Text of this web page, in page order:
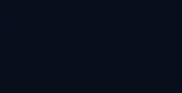
Subcategorías